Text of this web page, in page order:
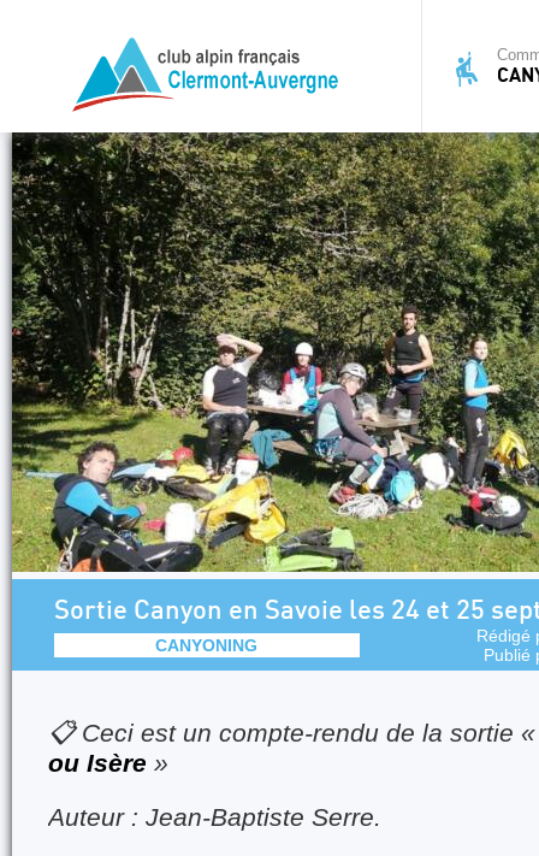
Sortie Canyon en Savoie les 24 et 25
CANYONING
Rédigé
Publié
📋 Ceci est un compte-rendu de la sortie
ou Isère »
Auteur : Jean-Baptiste Serre.